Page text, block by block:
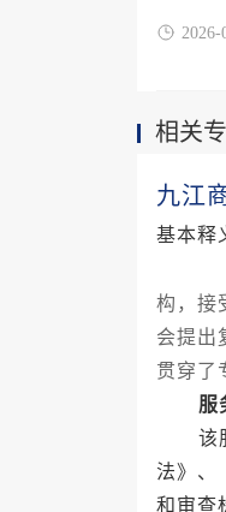
2026-
相关
九江
基本释
构，接
会提出
贯穿了
服
该服
法》、
和审查